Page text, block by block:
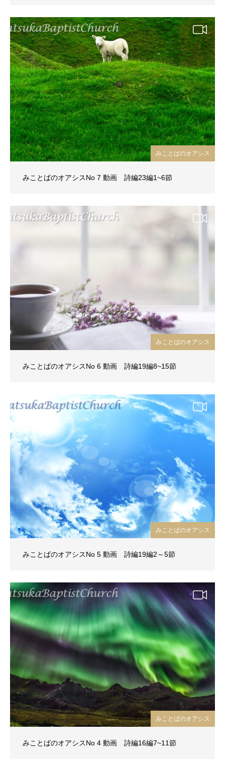
みことばのオアシス
みことばのオアシスNo 7 動画 詩編23編1~6節
みことばのオアシス
みことばのオアシスNo 6 動画 詩編19編8~15節
みことばのオアシス
みことばのオアシスNo 5 動画 詩編19編2～5節
みことばのオアシス
みことばのオアシスNo 4 動画 詩編16編7~11節